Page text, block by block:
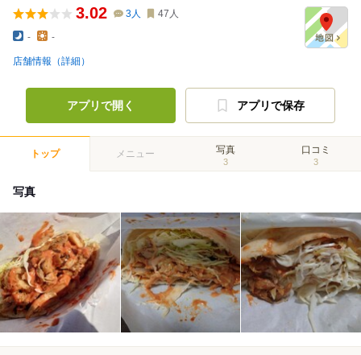
3.02 3人 47 人
- -
店舗情報（詳細）
アプリで開く アプリで保存
トップ メニュー 写真
3
口コミ
3
写真